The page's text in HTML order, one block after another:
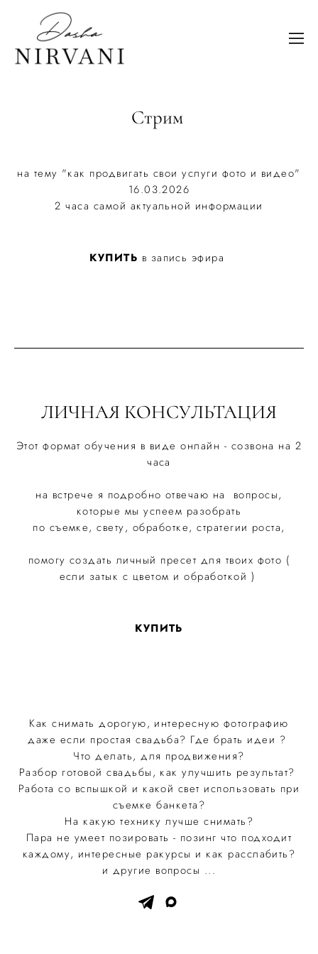
Стрим
на тему "как продвигать свои услуги фото и видео"
16.03.2026
2 часа самой актуальной информации
КУПИТЬ в запись эфира
ЛИЧНАЯ КОНСУЛЬТАЦИЯ
Этот формат обучения в виде онлайн - созвона на 2
часа
на встрече я подробно отвечаю на вопросы,
которые мы успеем разобрать
по съемке, свету, обработке, стратегии роста,
помогу создать личный пресет для твоих фото (
если затык с цветом и обработкой )
КУПИТЬ
Как снимать дорогую, интересную фотографию
даже если простая свадьба? Где брать идеи ?
Что делать, для продвижения?
Разбор готовой свадьбы, как улучшить результат?
Работа со вспышкой и какой свет использовать при
съемке банкета?
На какую технику лучше снимать?
Пара не умеет позировать - позинг что подходит
каждому, интересные ракурсы и как расслабить?
и другие вопросы ...